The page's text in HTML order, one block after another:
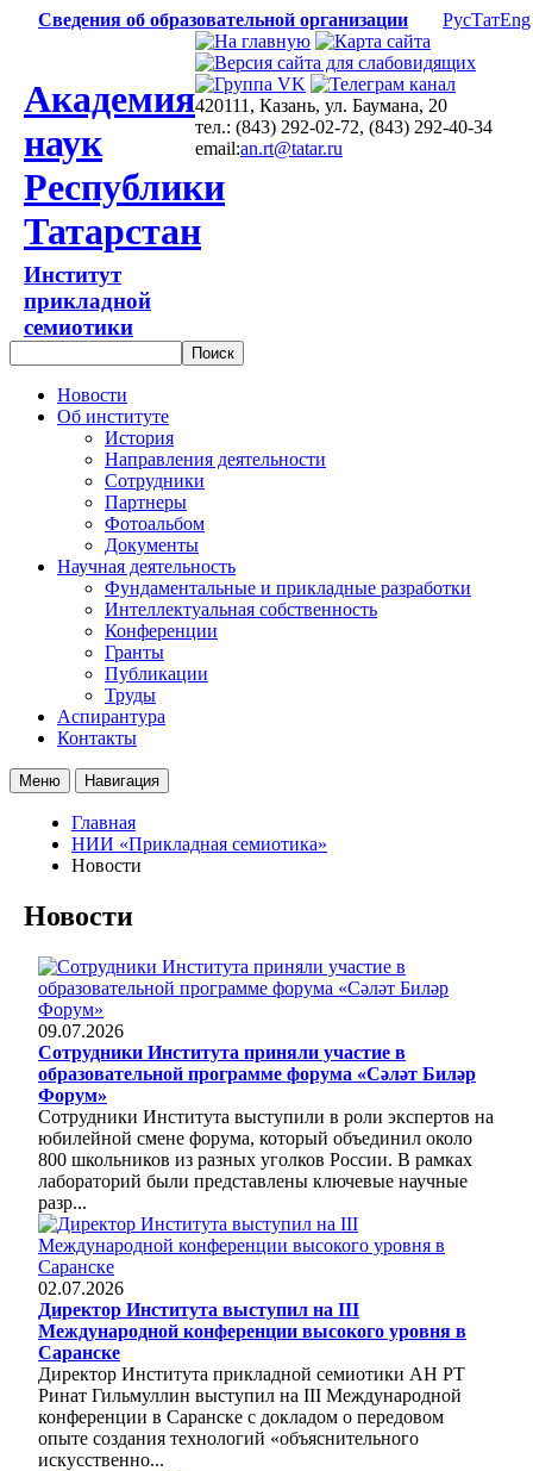
Сведения об образовательной организации РусТатEng
Академия
наук
Республики
Татарстан
Институт
прикладной
семиотики
420111, Казань, ул. Баумана, 20
тел.: (843) 292-02-72, (843) 292-40-34
email:an.rt@tatar.ru
Новости
Об институте
История
Направления деятельности
Сотрудники
Партнеры
Фотоальбом
Документы
Научная деятельность
Фундаментальные и прикладные разработки
Интеллектуальная собственность
Конференции
Гранты
Публикации
Труды
Аспирантура
Контакты
Меню Навигация
Главная
НИИ «Прикладная семиотика»
Новости
Новости
09.07.2026
Сотрудники Института приняли участие в
образовательной программе форума «Сәләт Биләр
Форум»
Сотрудники Института выступили в роли экспертов на
юбилейной смене форума, который объединил около
800 школьников из разных уголков России. В рамках
лабораторий были представлены ключевые научные
разр...
02.07.2026
Директор Института выступил на III
Международной конференции высокого уровня в
Саранске
Директор Института прикладной семиотики АН РТ
Ринат Гильмуллин выступил на III Международной
конференции в Саранске с докладом о передовом
опыте создания технологий «объяснительного
искусственно...